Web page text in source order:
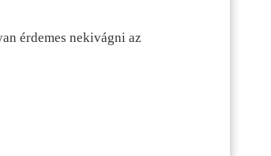
érdemes nekivágni az